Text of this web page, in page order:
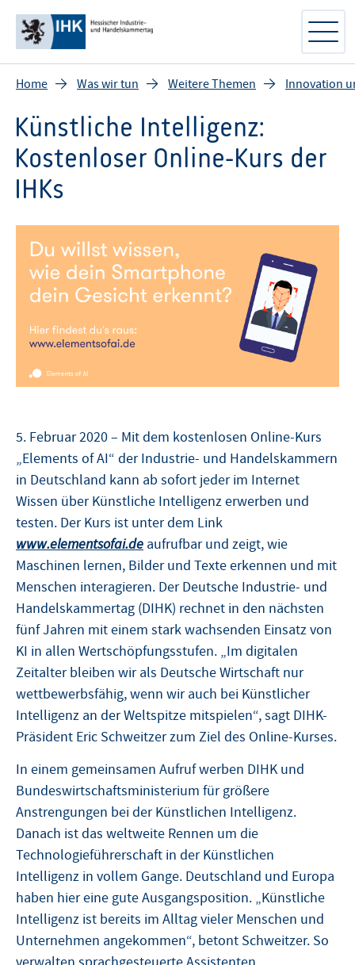
Home Was wir tun Weitere Themen Innovation
Künstliche Intelligenz:
Kostenloser Online-Kurs der
IHKs
5. Februar 2020 – Mit dem kostenlosen Online-Kurs
„Elements of AI“ der Industrie- und Handelskammern
in Deutschland kann ab sofort jeder im Internet
Wissen über Künstliche Intelligenz erwerben und
testen. Der Kurs ist unter dem Link
www.elementsofai.de aufrufbar und zeigt, wie
Maschinen lernen, Bilder und Texte erkennen und mit
Menschen interagieren. Der Deutsche Industrie- und
Handelskammertag (DIHK) rechnet in den nächsten
fünf Jahren mit einem stark wachsenden Einsatz von
KI in allen Wertschöpfungsstufen. „Im digitalen
Zeitalter bleiben wir als Deutsche Wirtschaft nur
wettbewerbsfähig, wenn wir auch bei Künstlicher
Intelligenz an der Weltspitze mitspielen“, sagt DIHK-
Präsident Eric Schweitzer zum Ziel des Online-Kurses.
In einem gemeinsamen Aufruf werben DIHK und
Bundeswirtschaftsministerium für größere
Anstrengungen bei der Künstlichen Intelligenz.
Danach ist das weltweite Rennen um die
Technologieführerschaft in der Künstlichen
Intelligenz in vollem Gange. Deutschland und Europa
haben hier eine gute Ausgangsposition. „Künstliche
Intelligenz ist bereits im Alltag vieler Menschen und
Unternehmen angekommen“, betont Schweitzer. So